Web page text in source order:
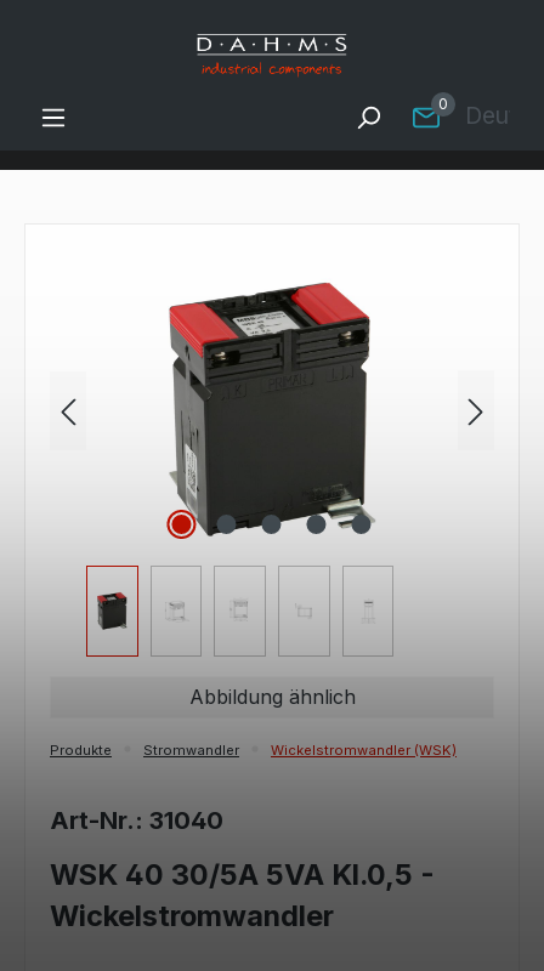
Zum Hauptinhalt springen
0
Bildergalerie überspringen
Abbildung ähnlich
Produkte Stromwandler Wickelstromwandler (WSK)
Art-Nr.: 31040
WSK 40 30/5A 5VA Kl.0,5 -
Wickelstromwandler